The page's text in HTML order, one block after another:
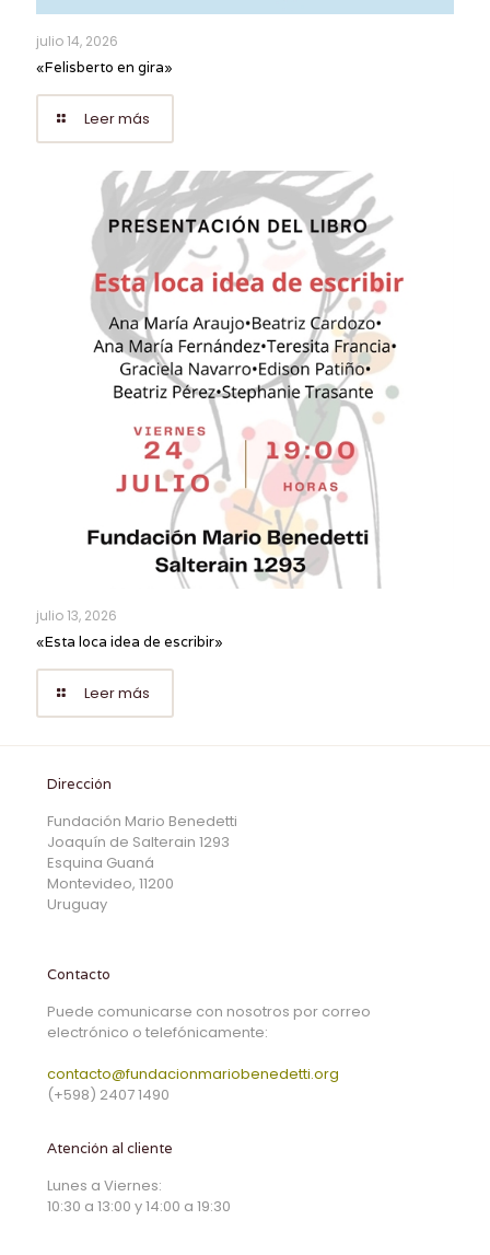
julio 14, 2026
«Felisberto en gira»
Leer más
julio 13, 2026
«Esta loca idea de escribir»
Leer más
Dirección
Fundación Mario Benedetti
Joaquín de Salterain 1293
Esquina Guaná
Montevideo, 11200
Uruguay
Contacto
Puede comunicarse con nosotros por correo
electrónico o telefónicamente:
contacto@fundacionmariobenedetti.org
(+598) 2407 1490
Atención al cliente
Lunes a Viernes:
10:30 a 13:00 y 14:00 a 19:30